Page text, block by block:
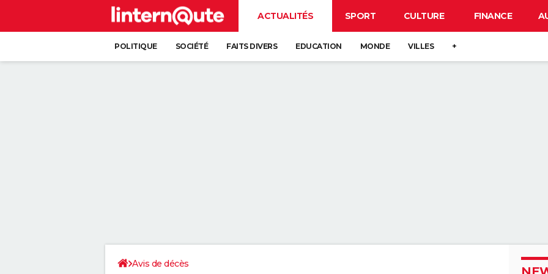
ACTUALITÉS SPORT CULTURE FINANCE
POLITIQUE SOCIÉTÉ FAITS DIVERS EDUCATION MONDE VILLES +
Avis de décès